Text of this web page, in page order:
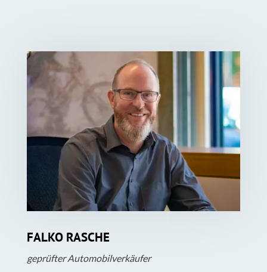
FALKO RASCHE
geprüfter Automobilverkäufer